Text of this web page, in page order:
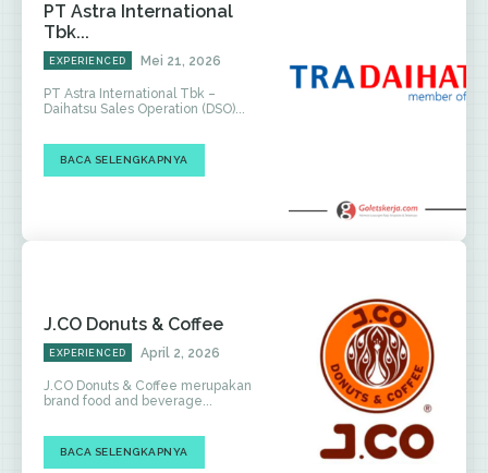
PT Astra International
Tbk...
EXPERIENCED Mei 21, 2026
PT Astra International Tbk –
Daihatsu Sales Operation (DSO)...
BACA SELENGKAPNYA
J.CO Donuts & Coffee
EXPERIENCED April 2, 2026
J.CO Donuts & Coffee merupakan
brand food and beverage...
BACA SELENGKAPNYA